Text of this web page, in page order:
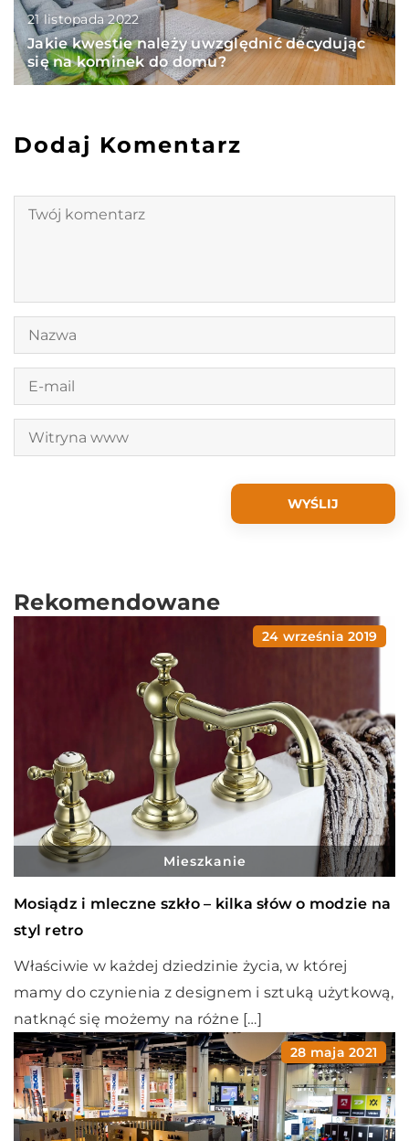
21 listopada 2022
Jakie kwestie należy uwzględnić decydując
się na kominek do domu?
Dodaj Komentarz
Rekomendowane
24 września 2019
Mieszkanie
Mosiądz i mleczne szkło – kilka słów o modzie na
styl retro
Właściwie w każdej dziedzinie życia, w której
mamy do czynienia z designem i sztuką użytkową,
natknąć się możemy na różne […]
28 maja 2021